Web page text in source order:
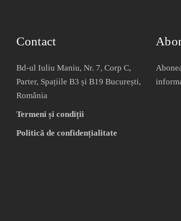
Contact
Bd-ul Iuliu Maniu, Nr. 7, Corp C,
Parter, Spațiile B3 și B19 București,
România
Termeni și condiții
Politică de confidențialitate